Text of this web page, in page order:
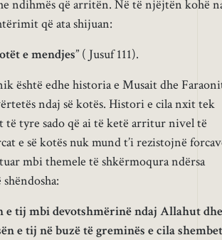
ndihmës që arritën. Në të njëjtën kohë
që ata shijuan:
e mendjes” ( Jusuf 111).
është edhe historia e Musait dhe
ndaj së kotës. Histori e cila nxit tek
të tyre sado që ai të ketë arritur nivel të
e së kotës nuk mund t’i rezistojnë
mbi themele të shkërmoqura ndërsa
e tij mbi devotshmërinë ndaj Allahut dhe
e tij në buzë të greminës e cila shembet